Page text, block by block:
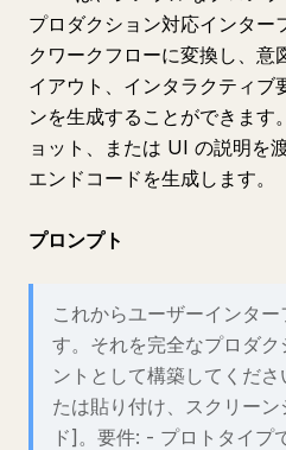
プロダクション対応インター
クワークフローに変換し、意
イアウト、インタラクティブ
ンを生成することができます
ョット、または UI の説明を
エンドコードを生成します。
プロンプト
これからユーザーインタ
す。それを完全なプロダ
ントとして構築してくだ
たは貼り付け、スクリー
ド]。要件: - プロトタイプ